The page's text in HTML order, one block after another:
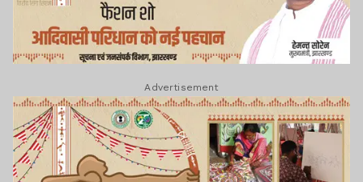
Advertisement